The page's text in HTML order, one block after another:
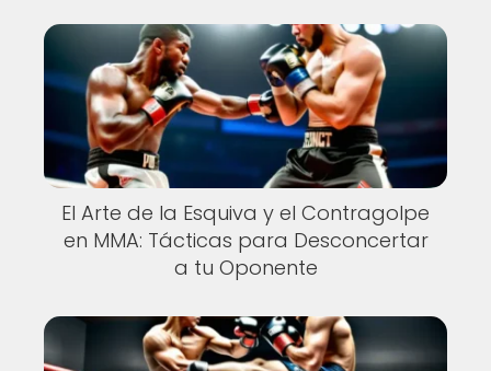
El Arte de la Esquiva y el Contragolpe
en MMA: Tácticas para Desconcertar
a tu Oponente